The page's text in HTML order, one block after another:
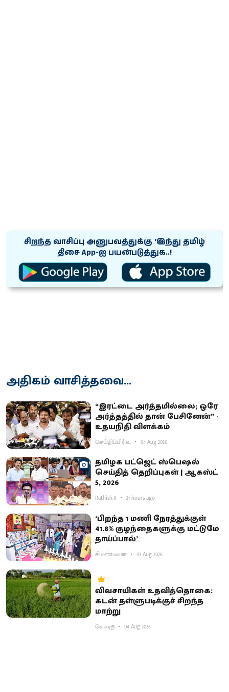
சிறந்த வாசிப்பு அனுபவத்துக்கு ‘இந்து தமிழ்
திசை App-ஐ பயன்படுத்துக..!
அதிகம் வாசித்தவை...
“இரட்டை அர்த்தமில்லை; ஒரே
அர்த்தத்தில் தான் பேசினேன்” -
உதயநிதி விளக்கம்
செய்திப்பிரிவு 04 Aug 2026
தமிழக பட்ஜெட் ஸ்பெஷல்
செய்தித் தெறிப்புகள் | ஆகஸ்ட்
5, 2026
Rathish.R 21 hours ago
‘பிறந்த 1 மணி நேரத்துக்குள்
41.8% குழந்தைகளுக்கு மட்டுமே
தாய்ப்பால்’
சி.கண்ணன் 03 Aug 2026
விவசாயிகள் உதவித்தொகை:
கடன் தள்ளுபடிக்குச் சிறந்த
மாற்று
செ.சரத் 04 Aug 2026